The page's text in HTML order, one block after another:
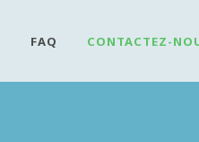
FAQ CONTACTEZ-